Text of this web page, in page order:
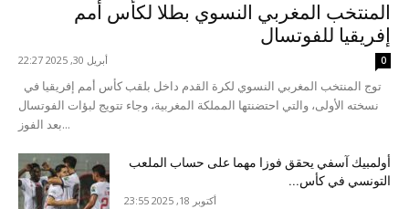
المنتخب المغربي النسوي بطلا لكأس أمم
إفريقيا للفوتسال
أبريل 30, 2025 22:27 0
نسخته الأولى، والتي احتضنتها المملكة المغربية، وجاء تتويج لبؤات الفوتسال
بعد الفوز...
أولمبيك آسفي يحقق فوزا مهما على حساب الملعب
التونسي في كأس...
أكتوبر 18, 2025 23:55